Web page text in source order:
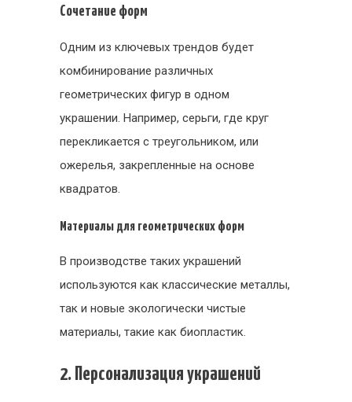
Сочетание форм
Одним из ключевых трендов будет
комбинирование различных
геометрических фигур в одном
украшении. Например, серьги, где круг
перекликается с треугольником, или
ожерелья, закрепленные на основе
квадратов.
Материалы для геометрических форм
В производстве таких украшений
используются как классические металлы,
так и новые экологически чистые
материалы, такие как биопластик.
2. Персонализация украшений